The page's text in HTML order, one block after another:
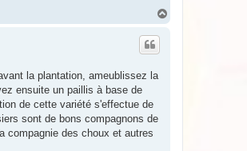
la plantation, ameublissez la
ensuite un paillis à base de
de cette variété s'effectue de
sont de bons compagnons de
compagnie des choux et autres